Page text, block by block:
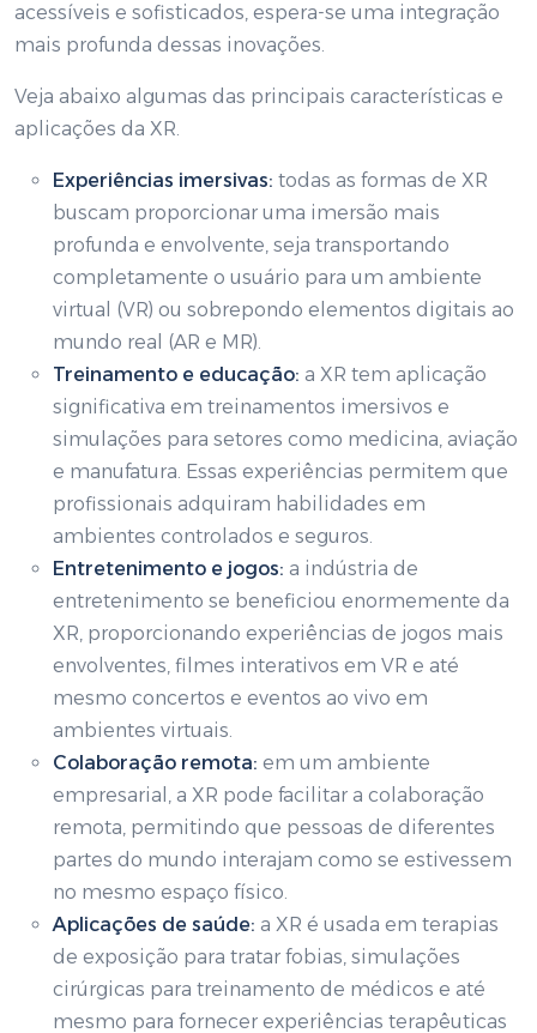
acessíveis e sofisticados, espera-se uma integração
mais profunda dessas inovações.
Veja abaixo algumas das principais características e
aplicações da XR.
Experiências imersivas: todas as formas de XR
buscam proporcionar uma imersão mais
profunda e envolvente, seja transportando
completamente o usuário para um ambiente
virtual (VR) ou sobrepondo elementos digitais ao
mundo real (AR e MR).
Treinamento e educação: a XR tem aplicação
significativa em treinamentos imersivos e
simulações para setores como medicina, aviação
e manufatura. Essas experiências permitem que
profissionais adquiram habilidades em
ambientes controlados e seguros.
Entretenimento e jogos: a indústria de
entretenimento se beneficiou enormemente da
XR, proporcionando experiências de jogos mais
envolventes, filmes interativos em VR e até
mesmo concertos e eventos ao vivo em
ambientes virtuais.
Colaboração remota: em um ambiente
empresarial, a XR pode facilitar a colaboração
remota, permitindo que pessoas de diferentes
partes do mundo interajam como se estivessem
no mesmo espaço físico.
Aplicações de saúde: a XR é usada em terapias
de exposição para tratar fobias, simulações
cirúrgicas para treinamento de médicos e até
mesmo para fornecer experiências terapêuticas